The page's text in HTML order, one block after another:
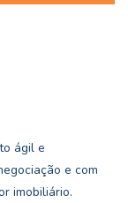
ágil e
e com
imobiliário.